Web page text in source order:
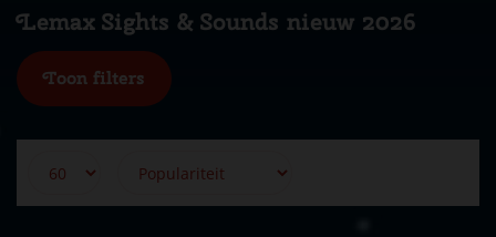
Lemax Sights & Sounds nieuw 2026
Toon filters